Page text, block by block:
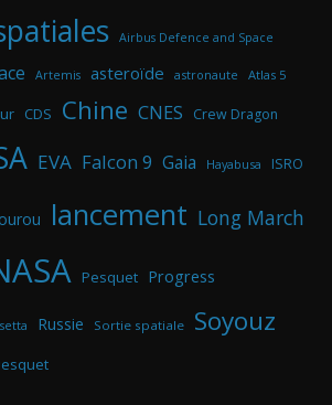
Airbus Defence and Space
Artemis asteroïde astronaute Atlas 5
CDS Chine CNES Crew Dragon
EVA Falcon 9 Gaia Hayabusa ISRO
lancement Long March
Pesquet Progress
Russie Sortie spatiale Soyouz